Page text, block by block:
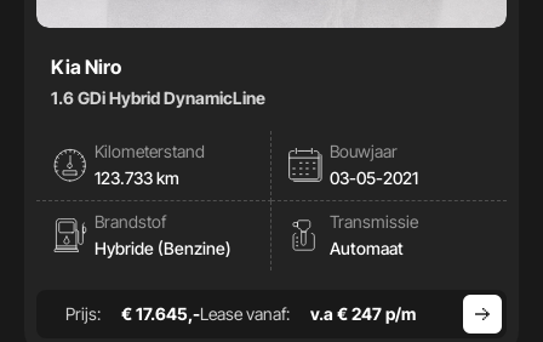
Kia Niro
1.6 GDi Hybrid DynamicLine
Kilometerstand
123.733 km
Bouwjaar
03-05-2021
Brandstof
Hybride (Benzine)
Transmissie
Automaat
Prijs: € 17.645,-Lease vanaf: v.a € 247 p/m